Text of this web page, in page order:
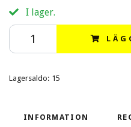
I lager.
Lagersaldo: 15
INFORMATION